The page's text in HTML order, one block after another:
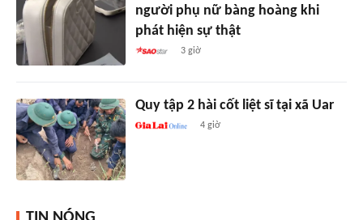
người phụ nữ bàng hoàng khi
phát hiện sự thật
3 giờ
Quy tập 2 hài cốt liệt sĩ tại xã Uar
4 giờ